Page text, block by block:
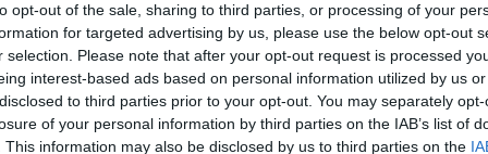
opt-out of the sale, sharing to third parties, or processing of your
for targeted advertising by us, please use the below opt-out
selection. Please note that after your opt-out request is processed
interest-based ads based on personal information utilized by us
to third parties prior to your opt-out. You may separately
of your personal information by third parties on the IAB’s list of
This information may also be disclosed by us to third parties on the
saviecițe. E un aluat dospit, cu unt sau untură,
în laptele călduț și se lasă preț de câteva minute să